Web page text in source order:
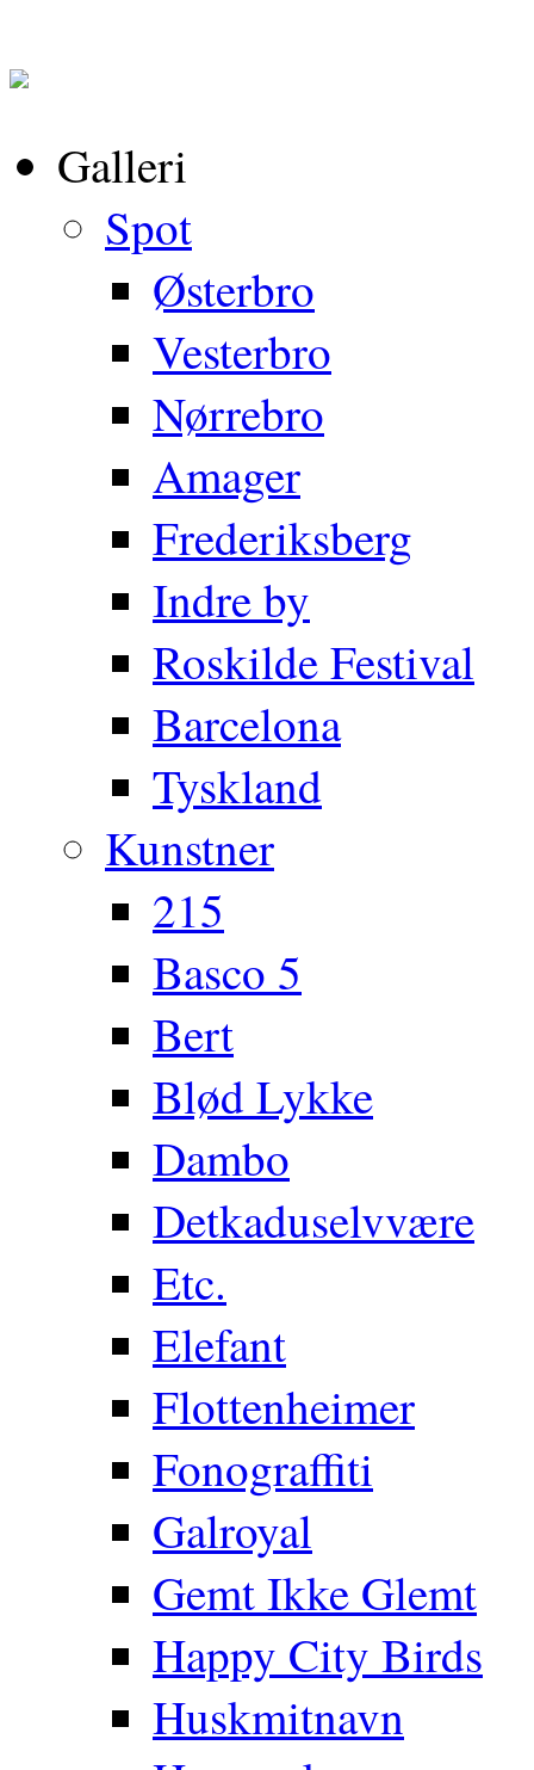
Galleri
Spot
Østerbro
Vesterbro
Nørrebro
Amager
Frederiksberg
Indre by
Roskilde Festival
Barcelona
Tyskland
Kunstner
215
Basco 5
Bert
Blød Lykke
Dambo
Detkaduselvvære
Etc.
Elefant
Flottenheimer
Fonograffiti
Galroyal
Gemt Ikke Glemt
Happy City Birds
Huskmitnavn